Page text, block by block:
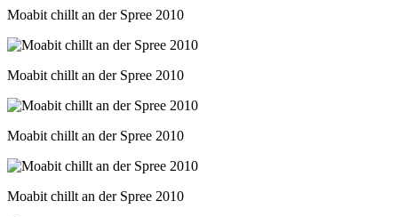
Moabit chillt an der Spree 2010
Moabit chillt an der Spree 2010
Moabit chillt an der Spree 2010
Moabit chillt an der Spree 2010